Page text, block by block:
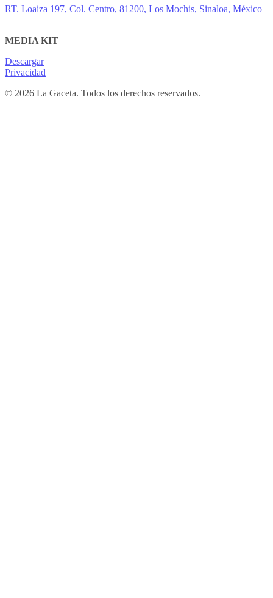
RT. Loaiza 197, Col. Centro, 81200, Los Mochis, Sinaloa, México
MEDIA KIT
Descargar
Privacidad
© 2026 La Gaceta. Todos los derechos reservados.